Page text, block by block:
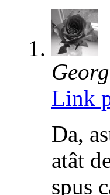
Link
Da,
atât
spus